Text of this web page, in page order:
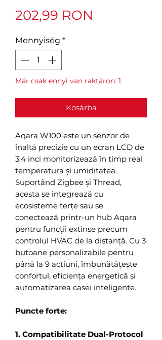
202,99 RON
Mennyiség *
Már csak ennyi van raktáron: 1
Kosárba
Aqara W100 este un senzor de
înaltă precizie cu un ecran LCD de
3.4 inci monitorizează în timp real
temperatura și umiditatea.
Suportând Zigbee și Thread,
acesta se integrează cu
ecosisteme terțe sau se
conectează printr-un hub Aqara
pentru funcții extinse precum
controlul HVAC de la distanță. Cu 3
butoane personalizabile pentru
până la 9 acțiuni, îmbunătățește
confortul, eficiența energetică și
automatizarea casei inteligente.
Puncte forte:
1. Compatibilitate Dual-Protocol